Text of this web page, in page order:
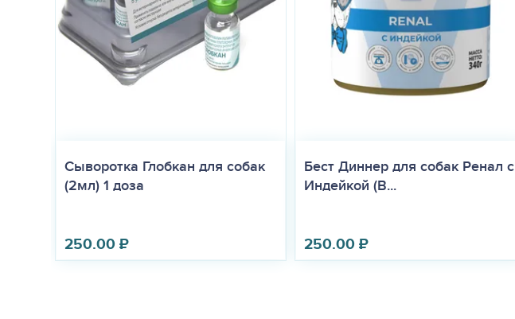
Сыворотка Глобкан для собак
(2мл) 1 доза
250.00₽
Бест Диннер для собак Ренал с
Индейкой (B...
250.00₽